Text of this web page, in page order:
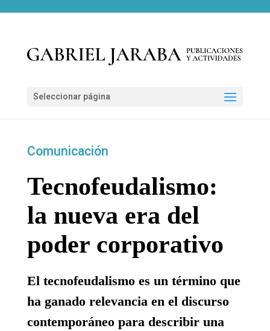
Seleccionar página
Comunicación
Tecnofeudalismo:
la nueva era del
poder corporativo
El tecnofeudalismo es un término que
ha ganado relevancia en el discurso
contemporáneo para describir una